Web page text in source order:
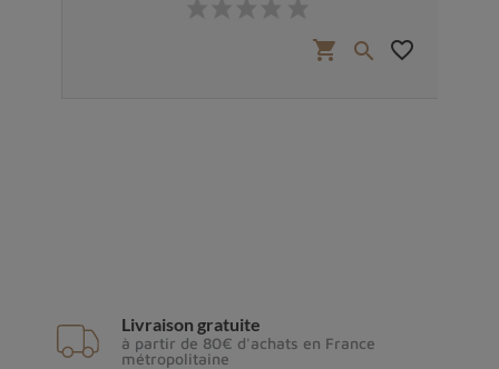
shopping_cart  favorite_border
Livraison gratuite
à partir de 80€ d'achats en France
métropolitaine